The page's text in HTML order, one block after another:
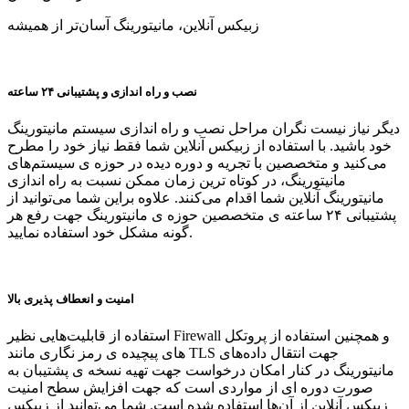
زبیکس آنلاین، مانیتورینگ آسان‌تر از همیشه
نصب و راه اندازی و پشتیبانی ۲۴ ساعته
دیگر نیاز نیست نگران مراحل نصب و راه اندازی سیستم مانیتورینگ
خود باشید. با استفاده از زبیکس آنلاین شما فقط نیاز خود را مطرح
می‌کنید و متخصصین با تجریه و دوره دیده در حوزه ی سیستم‌های
مانیتورینگ، در کوتاه ترین زمان ممکن نسبت به راه اندازی
مانیتورینگ آنلاین شما اقدام می‌کنند. علاوه براین شما می‌توانید از
پشتیبانی ۲۴ ساعته ی متخصصین حوزه ی مانیتورینگ جهت رفع هر
گونه مشکل خود استفاده نمایید.
امنیت و انعطاف پذیری بالا
استفاده از قابلیت‌هایی نظیر Firewall و همچنین استفاده از پروتکل
های پیچیده ی رمز نگاری مانند TLS جهت انتقال داده‌های
مانیتورینگ در کنار امکان درخواست جهت تهیه نسخه ی پشتیبان به
صورت دوره ای از مواردی است که جهت افزایش سطح امنیت
زبیکس آنلاین از آن‌ها استفاده شده است. شما می‌توانید از زبیکس